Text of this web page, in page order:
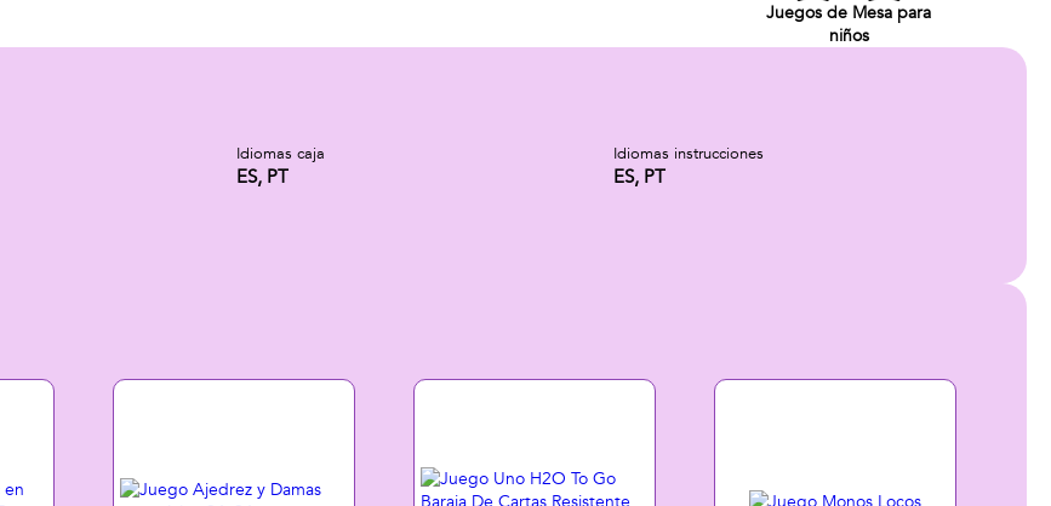
Juegos de Mesa para
niños
Idiomas caja
ES, PT
Idiomas instrucciones
ES, PT